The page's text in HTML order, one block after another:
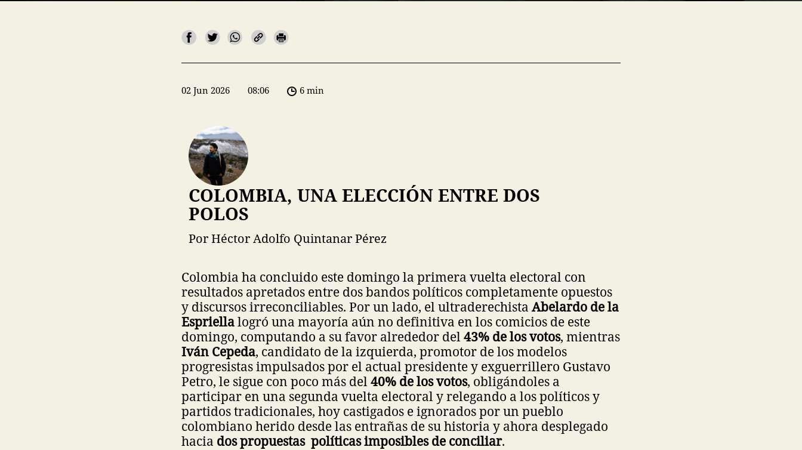
02 Jun 2026 08:06 6 min
COLOMBIA, UNA ELECCIÓN ENTRE DOS
POLOS
Por Héctor Adolfo Quintanar Pérez
Colombia ha concluido este domingo la primera vuelta electoral con
resultados apretados entre dos bandos políticos completamente opuestos
y discursos irreconciliables. Por un lado, el ultraderechista Abelardo de la
Espriellalogró una mayoría aún no definitiva en los comicios de este
domingo, computando a su favor alrededor del43% de los votos, mientras
Iván Cepeda, candidato de la izquierda, promotor de los modelos
progresistas impulsados por el actual presidente y exguerrillero Gustavo
Petro, le sigue con poco más del40% de los votos, obligándoles a
participar en una segunda vuelta electoral y relegando a los políticos y
partidos tradicionales, hoy castigados e ignorados por un pueblo
colombiano herido desde las entrañas de su historia y ahora desplegado
hacia dos propuestas políticas imposibles de conciliar.